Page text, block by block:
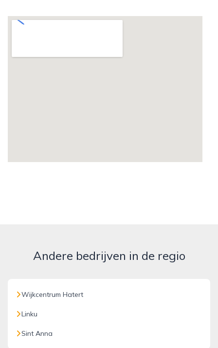
Andere bedrijven in de regio
Wijkcentrum Hatert
Linku
Sint Anna